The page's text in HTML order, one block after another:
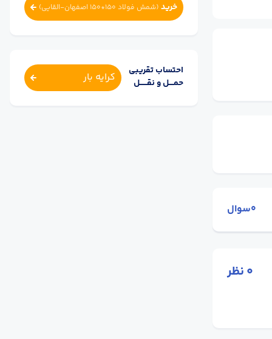
0سوال
0نظر
خرید (شمش فولاد 150*150 اصفهان-القایی )
احتساب تقریبی
حمــــل و نقــــــل
کرایه بار